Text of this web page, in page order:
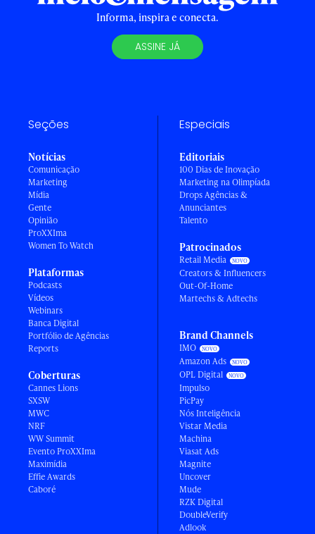
Informa, inspira e conecta.
ASSINE JÁ
Seções
Notícias
Comunicação
Marketing
Mídia
Gente
Opinião
ProXXIma
Women To Watch
Plataformas
Podcasts
Vídeos
Webinars
Banca Digital
Portfólio de Agências
Reports
Coberturas
Cannes Lions
SXSW
MWC
NRF
WW Summit
Evento ProXXIma
Maximídia
Effie Awards
Caboré
Especiais
Editoriais
100 Dias de Inovação
Marketing na Olimpíada
Drops Agências &
Anunciantes
Talento
Patrocinados
Retail Media
Creators & Influencers
Out-Of-Home
Martechs & Adtechs
Brand Channels
IMO
Amazon Ads
OPL Digital
Impulso
PicPay
Nós Inteligência
Vistar Media
Machina
Viasat Ads
Magnite
Uncover
Mude
RZK Digital
DoubleVerify
Adlook